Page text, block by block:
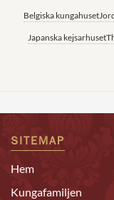
Belgiska kungahuset
Japanska kejsarhuset
SITEMAP
Hem
Kungafamiljen